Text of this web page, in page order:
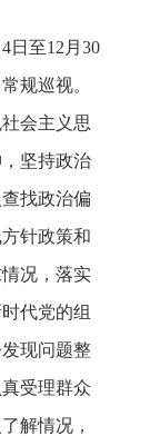
日至12月30
规巡视。
会主义思
坚持政治
找政治偏
针政策和
况，落实
代党的组
现问题整
受理群众
解情况，